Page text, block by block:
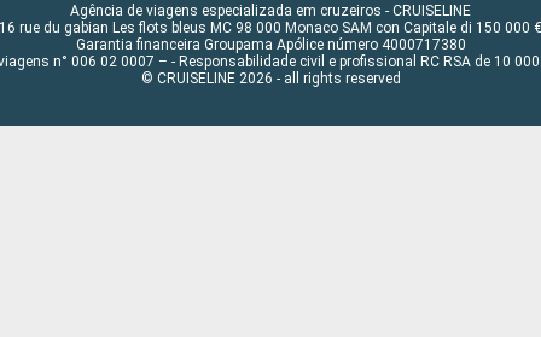
Agência de viagens especializada em cruzeiros - CRUISELINE
16 rue du gabian Les flots bleus MC 98 000 Monaco SAM con Capitale di 150 000 €
Garantia financeira Groupama Apólice número 4000717380
n° 006 02 0007 – - Responsabilidade civil e profissional RC RSA de 10 000
© CRUISELINE 2026 - all rights reserved